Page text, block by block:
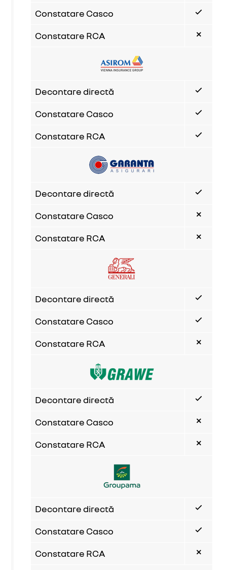
Constatare Casco
Constatare RCA
Decontare directă
Constatare Casco
Constatare RCA
Decontare directă
Constatare Casco
Constatare RCA
Decontare directă
Constatare Casco
Constatare RCA
Decontare directă
Constatare Casco
Constatare RCA
Decontare directă
Constatare Casco
Constatare RCA